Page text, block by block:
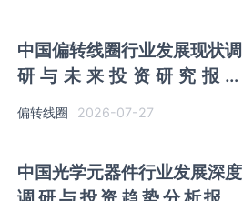
中国偏转线圈行业发展现状调
研与未来投资研究报告
（2026-2033年）
偏转线圈 2026-07-27
中国光学元器件行业发展深度